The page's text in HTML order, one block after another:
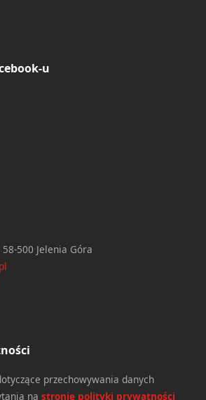
u
500 Jelenia Góra
przechowywania danych
na stronie polityki prywatności